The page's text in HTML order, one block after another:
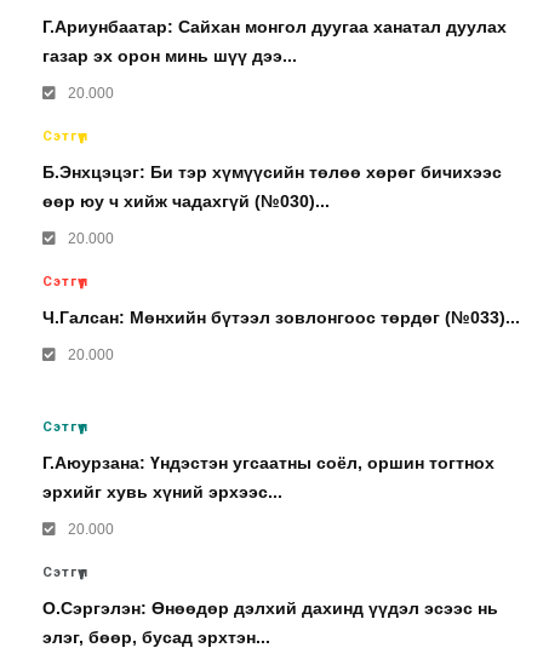
Г.Ариунбаатар: Сайхан монгол дуугаа ханатал дуулах
газар эх орон минь шүү дээ...
20.000
Сэтгүүл
Б.Энхцэцэг: Би тэр хүмүүсийн төлөө хөрөг бичихээс
өөр юу ч хийж чадахгүй (№030)...
20.000
Сэтгүүл
Ч.Галсан: Мөнхийн бүтээл зовлонгоос төрдөг (№033)...
20.000
Сэтгүүл
Г.Аюурзана: Үндэстэн угсаатны соёл, оршин тогтнох
эрхийг хувь хүний эрхээс...
20.000
Сэтгүүл
О.Сэргэлэн: Өнөөдөр дэлхий дахинд үүдэл эсээс нь
элэг, бөөр, бусад эрхтэн...